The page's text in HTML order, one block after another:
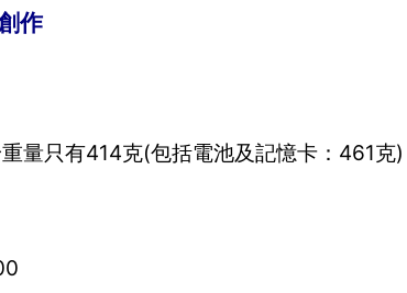
作
量只有414克(包括電池及記憶卡：461克)